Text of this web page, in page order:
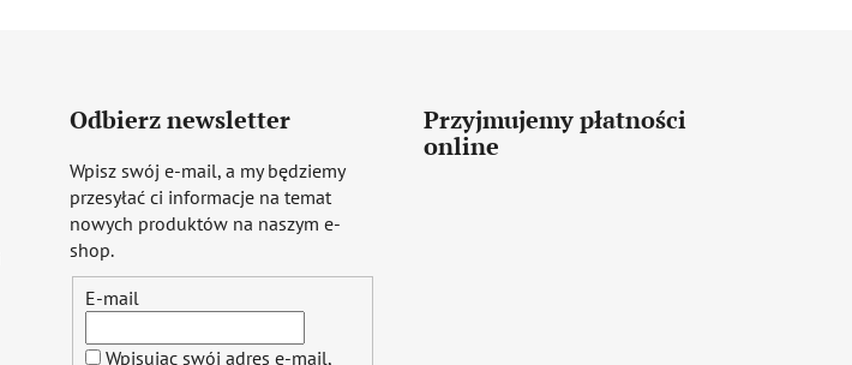
Odbierz newsletter
Wpisz swój e-mail, a my będziemy
przesyłać ci informacje na temat
nowych produktów na naszym e-
shop.
E-mail
Wpisując swój adres e-mail,
Przyjmujemy płatności
online